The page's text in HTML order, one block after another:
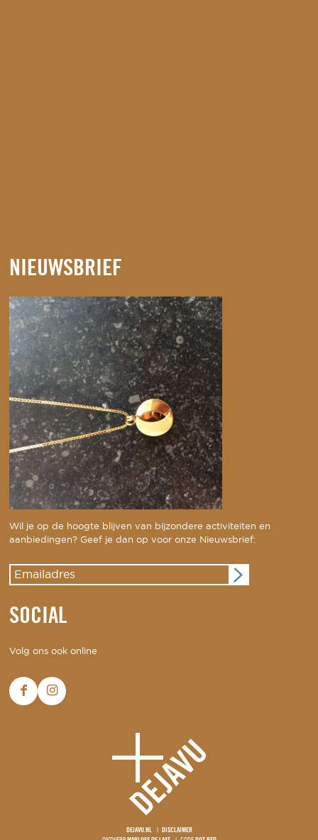
NIEUWSBRIEF
Wil je op de hoogte blijven van bijzondere activiteiten en
aanbiedingen? Geef je dan op voor onze Nieuwsbrief:
SOCIAL
Volg ons ook online
DEJAVU.NL
DISCLAIMER